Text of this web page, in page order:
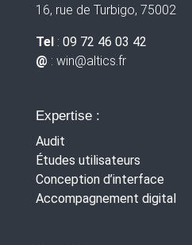
16, rue de Turbigo, 75002
Tel : 09 72 46 03 42
@ : win@altics.fr
Expertise :
Audit
Études utilisateurs
Conception d’interface
Accompagnement digital